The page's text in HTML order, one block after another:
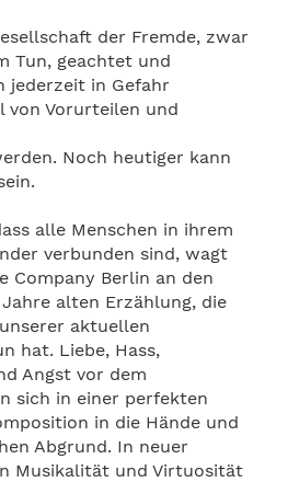
der Fremde, zwar
Tun, geachtet und
jederzeit in Gefahr
von Vorurteilen und
Noch heutiger kann
alle Menschen in ihrem
verbunden sind, wagt
Company Berlin an den
alten Erzählung, die
aktuellen
hat. Liebe, Hass,
Angst vor dem
sich in einer perfekten
in die Hände und
Abgrund. In neuer
Musikalität und Virtuosität